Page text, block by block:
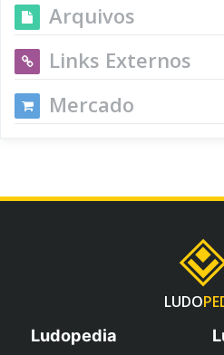
Arquivos
Links Externos
Mercado
LUDO
Ludopedia